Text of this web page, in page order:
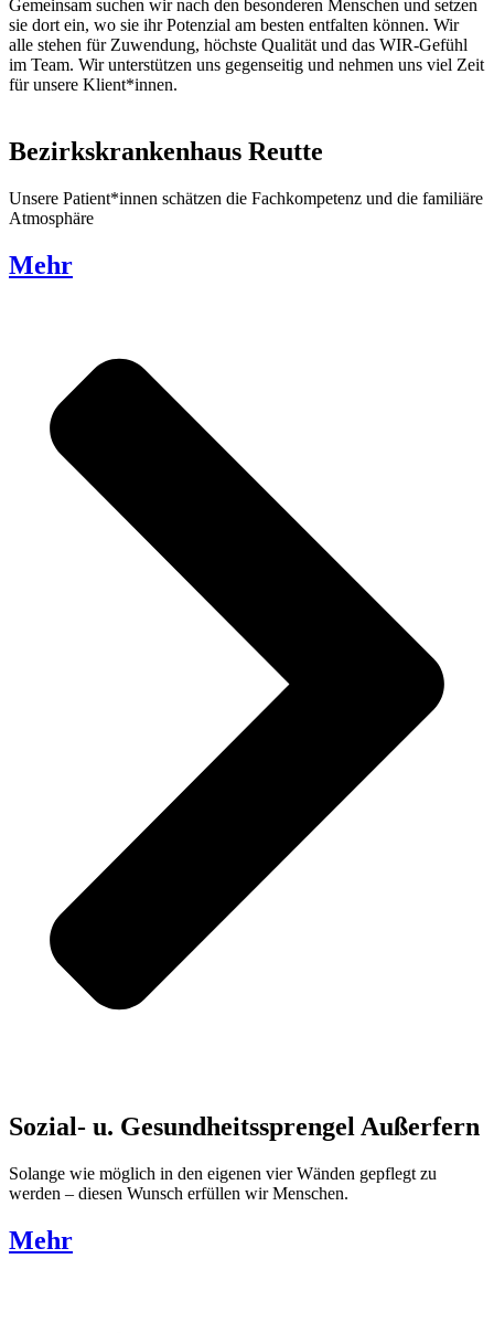
Gemeinsam suchen wir nach den besonderen Menschen und setzen
sie dort ein, wo sie ihr Potenzial am besten entfalten können. Wir
alle stehen für Zuwendung, höchste Qualität und das WIR-Gefühl
im Team. Wir unterstützen uns gegenseitig und nehmen uns viel Zeit
für unsere Klient*innen.
Bezirkskrankenhaus Reutte
Unsere Patient*innen schätzen die Fachkompetenz und die familiäre
Atmosphäre
Mehr
Sozial- u. Gesundheitssprengel Außerfern
Solange wie möglich in den eigenen vier Wänden gepflegt zu
werden – diesen Wunsch erfüllen wir Menschen.
Mehr